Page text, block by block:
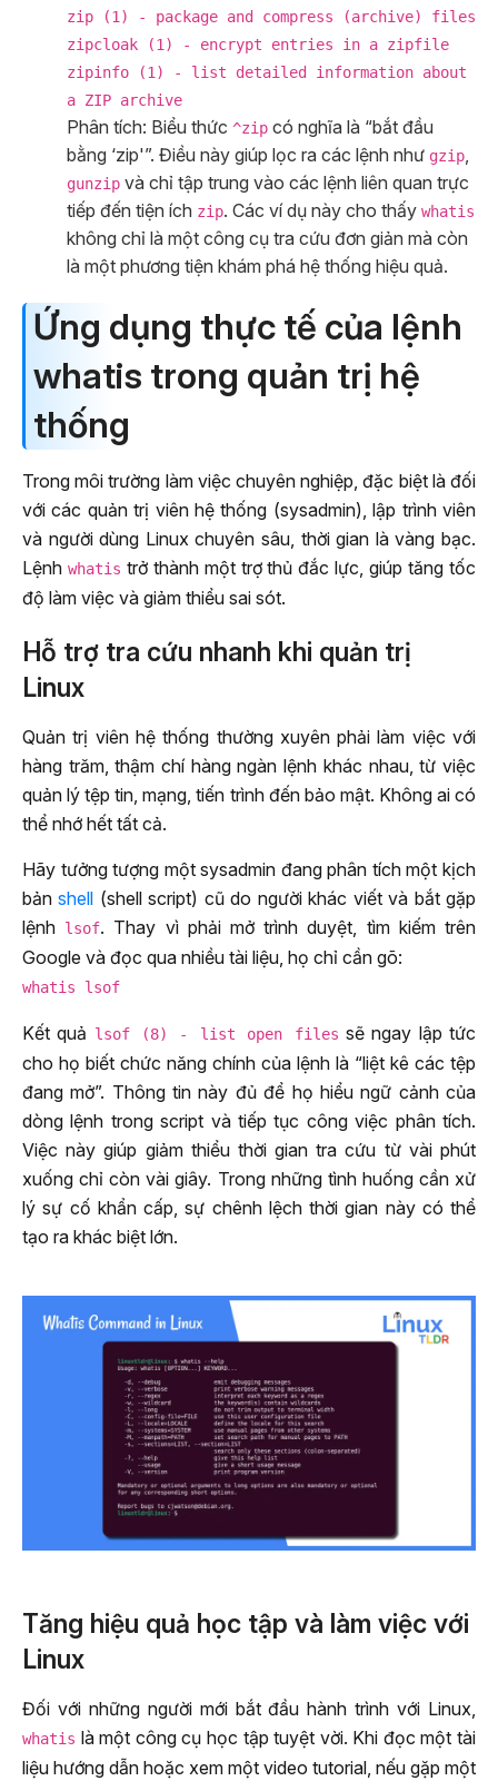
zip (1) - package and compress (archive) files
zipcloak (1) - encrypt entries in a zipfile
zipinfo (1) - list detailed information about
a ZIP archive
Phân tích: Biểu thức ^zip có nghĩa là “bắt đầu
bằng ‘zip'”. Điều này giúp lọc ra các lệnh như gzip
gunzip và chỉ tập trung vào các lệnh liên quan trực
tiếp đến tiện ích zip. Các ví dụ này cho thấy whatis
không chỉ là một công cụ tra cứu đơn giản mà còn
là một phương tiện khám phá hệ thống hiệu quả.
Ứng dụng thực tế của lệnh
whatis trong quản trị hệ
thống
Trong môi trường làm việc chuyên nghiệp, đặc biệt là đối
với các quản trị viên hệ thống (sysadmin), lập trình viên
và người dùng Linux chuyên sâu, thời gian là vàng bạc.
Lệnh whatis trở thành một trợ thủ đắc lực, giúp tăng tốc
độ làm việc và giảm thiểu sai sót.
Hỗ trợ tra cứu nhanh khi quản trị
Linux
Quản trị viên hệ thống thường xuyên phải làm việc với
hàng trăm, thậm chí hàng ngàn lệnh khác nhau, từ việc
quản lý tệp tin, mạng, tiến trình đến bảo mật. Không ai có
thể nhớ hết tất cả.
Hãy tưởng tượng một sysadmin đang phân tích một kịch
bảnshell (shell script) cũ do người khác viết và bắt gặp
lệnh lsof. Thay vì phải mở trình duyệt, tìm kiếm trên
Google và đọc qua nhiều tài liệu, họ chỉ cần gõ:
whatis lsof
Kết quả lsof (8) - list open files sẽ ngay lập tức
cho họ biết chức năng chính của lệnh là “liệt kê các tệp
đang mở”. Thông tin này đủ để họ hiểu ngữ cảnh của
dòng lệnh trong script và tiếp tục công việc phân tích.
Việc này giúp giảm thiểu thời gian tra cứu từ vài phút
xuống chỉ còn vài giây. Trong những tình huống cần xử
lý sự cố khẩn cấp, sự chênh lệch thời gian này có thể
tạo ra khác biệt lớn.
Tăng hiệu quả học tập và làm việc với
Linux
Đối với những người mới bắt đầu hành trình với Linux,
whatis là một công cụ học tập tuyệt vời. Khi đọc một tài
liệu hướng dẫn hoặc xem một video tutorial, nếu gặp một